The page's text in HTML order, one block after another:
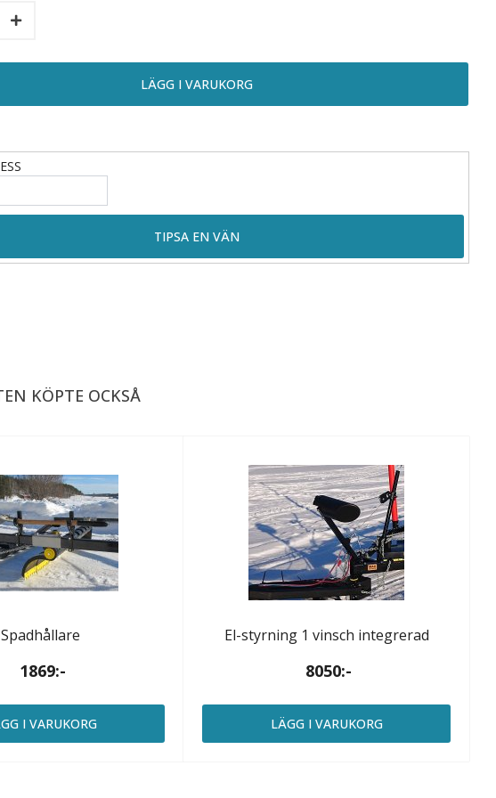
KÖPTE OCKSÅ
Spadhållare
1869:-
I VARUKORG
El-styrning 1 vinsch integrerad
8050:-
LÄGG I VARUKORG